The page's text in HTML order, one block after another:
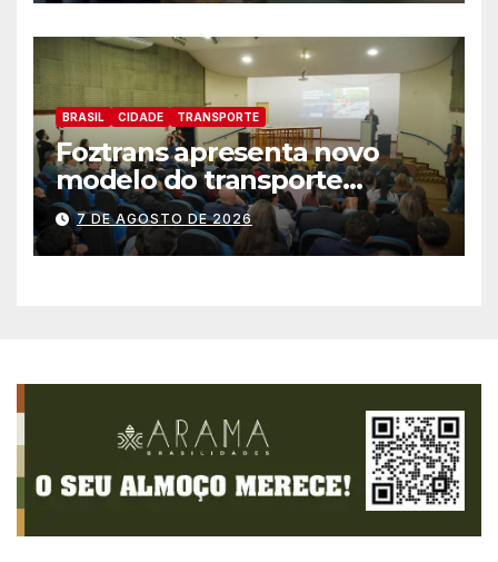
BRASIL CIDADE TRANSPORTE
Foztrans apresenta novo
modelo do transporte
coletivo em audiência
pública e avança para um
sistema mais moderno e
7 DE AGOSTO DE 2026